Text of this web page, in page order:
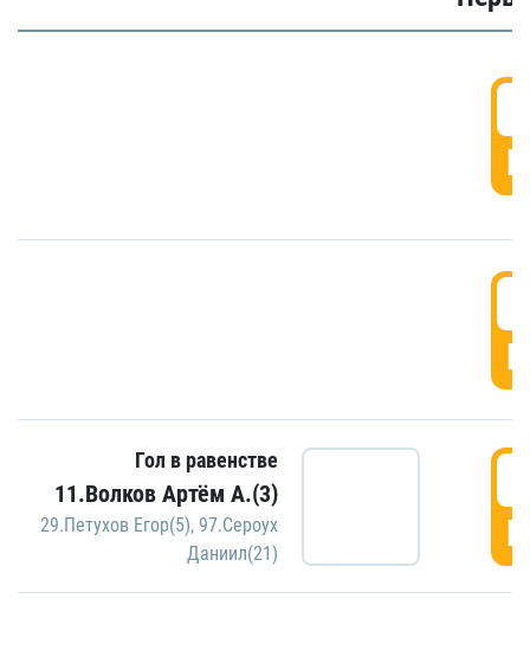
Гол в равенстве
11.Волков Артём А.(3)
29.Петухов Егор(5), 97.Сероух
Даниил(21)